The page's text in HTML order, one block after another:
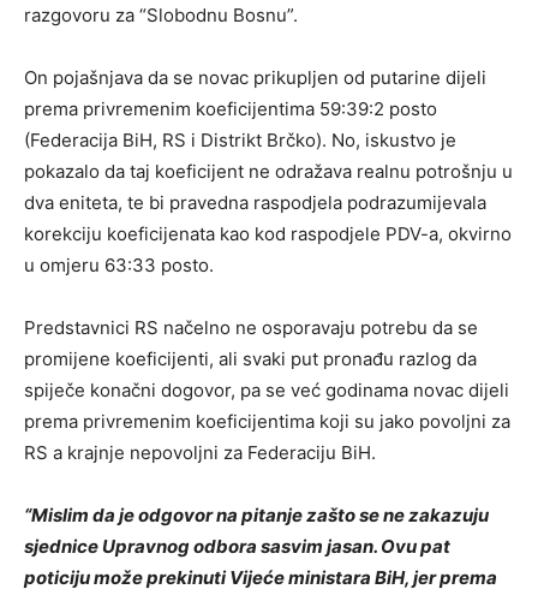
razgovoru za “Slobodnu Bosnu”.
On pojašnjava da se novac prikupljen od putarine dijeli
prema privremenim koeficijentima 59:39:2 posto
(Federacija BiH, RS i Distrikt Brčko). No, iskustvo je
pokazalo da taj koeficijent ne odražava realnu potrošnju u
dva eniteta, te bi pravedna raspodjela podrazumijevala
korekciju koeficijenata kao kod raspodjele PDV-a, okvirno
u omjeru 63:33 posto.
Predstavnici RS načelno ne osporavaju potrebu da se
promijene koeficijenti, ali svaki put pronađu razlog da
spiječe konačni dogovor, pa se već godinama novac dijeli
prema privremenim koeficijentima koji su jako povoljni za
RS a krajnje nepovoljni za Federaciju BiH.
“Mislim da je odgovor na pitanje zašto se ne zakazuju
sjednice Upravnog odbora sasvim jasan. Ovu pat
poticiju može prekinuti Vijeće ministara BiH, jer prema